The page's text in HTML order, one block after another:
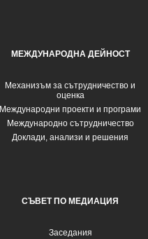
МЕЖДУНАРОДНА ДЕЙНОСТ
Механизъм за сътрудничество и
оценка
Международни проекти и програми
Международно сътрудничество
Доклади, анализи и решения
СЪВЕТ ПО МЕДИАЦИЯ
Заседания